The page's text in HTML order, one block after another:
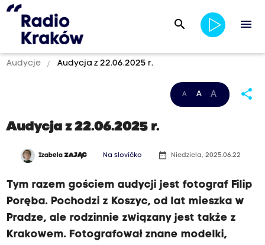
search menu
Audycje Audycja z 22.06.2025 r.
A A A share
Audycja z 22.06.2025 r.
IzabelaZAJĄC Na slovíčko date_range Niedziela, 2025.06.22
Tym razem gościem audycji jest fotograf Filip
Poręba. Pochodzi z Koszyc, od lat mieszka w
Pradze, ale rodzinnie związany jest także z
Krakowem. Fotografował znane modelki,